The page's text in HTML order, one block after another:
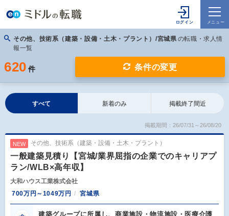
その他、技術系（建築・設備・土木・プラント）/宮城県 の転職・求人情
報一覧
620 件 条件の変更
すべて 新着のみ 掲載終了間近
掲載期間：26/07/31～26/08/20
NEW その他、技術系（建築・設備・土木・プラント）
一般建築見積り【宮城/業界屈指の企業でのキャリアプ
ラン/WLB×高年収】
大和ハウス工業株式会社
700万円～1049万円
宮城県
建築グループに所属し、商業施設・物流施設・医療介護